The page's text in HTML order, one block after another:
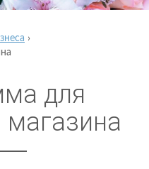
›
для
магазина